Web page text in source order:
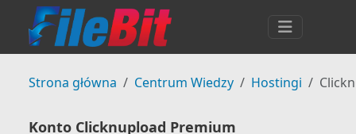
Strona główna Centrum Wiedzy Hostingi
Konto Clicknupload Premium